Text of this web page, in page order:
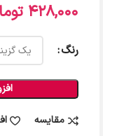
428,000
رنگ
مقایسه